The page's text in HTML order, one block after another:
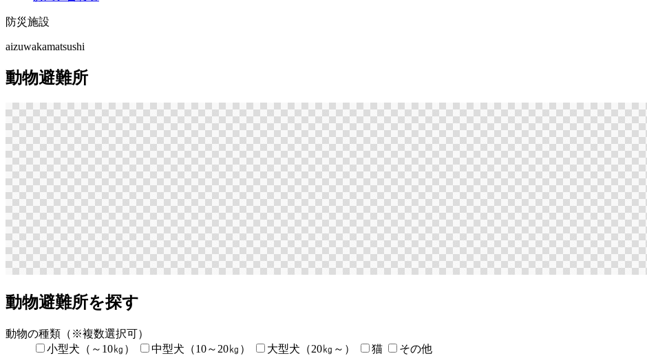
防災施設
aizuwakamatsushi
動物避難所
動物避難所を探す
動物の種類 （※複数選択可）
小型犬（～10㎏）
中型犬（10～20㎏） 大型犬（20㎏～） 猫 その他